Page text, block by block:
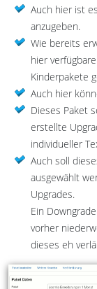
Auch hier ist
anzugeben.
Wie bereits
hier
Kinderpakete
Auch hier
Dieses Paket
erstellte
individueller
Auch soll
ausgewählt
Upgrades.
Ein
vorher
dieses eh